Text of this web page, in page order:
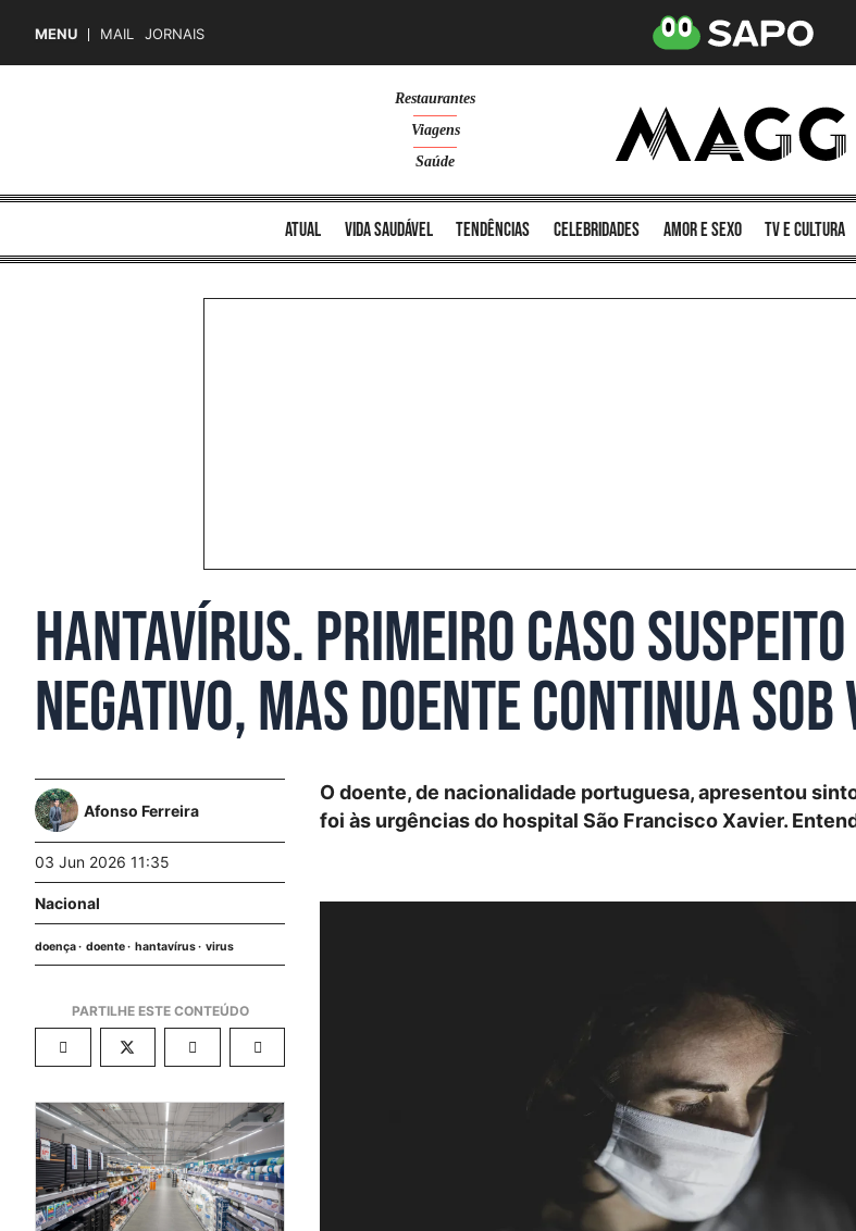
MENU MAIL JORNAIS
Restaurantes
Viagens
Saúde
atual vida saudável tendências celebridades amor e sexo TV e cultura
Hantavírus. Primeiro caso
negativo, mas doente continua
Afonso Ferreira
03 Jun 2026 11:35
Nacional
doença doente hantavírus virus
O doente, de nacionalidade portuguesa, apresentou
foi às urgências do hospital São Francisco Xavier.